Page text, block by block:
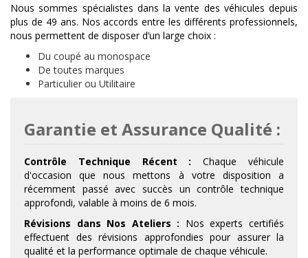
Nous sommes spécialistes dans la vente des véhicules depuis
plus de 49 ans. Nos accords entre les différents professionnels,
nous permettent de disposer d’un large choix :
Du coupé au monospace
De toutes marques
Particulier ou Utilitaire
Garantie et Assurance Qualité :
Contrôle Technique Récent : Chaque véhicule
d'occasion que nous mettons à votre disposition a
récemment passé avec succès un contrôle technique
approfondi, valable à moins de 6 mois.
Révisions dans Nos Ateliers : Nos experts certifiés
effectuent des révisions approfondies pour assurer la
qualité et la performance optimale de chaque véhicule.